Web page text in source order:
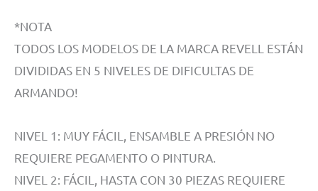
*NOTA
TODOS LOS MODELOS DE LA MARCA REVELL ESTÁN
DIVIDIDAS EN 5 NIVELES DE DIFICULTAS DE
ARMANDO!
NIVEL 1: MUY FÁCIL, ENSAMBLE A PRESIÓN NO
REQUIERE PEGAMENTO O PINTURA.
NIVEL 2: FÁCIL, HASTA CON 30 PIEZAS REQUIERE